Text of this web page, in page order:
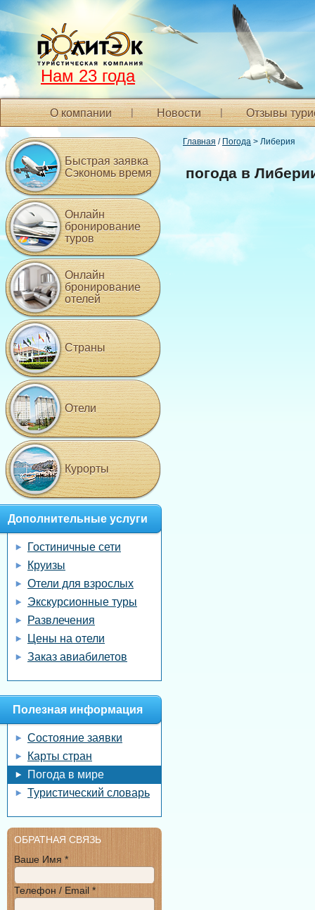
Нам 23 года
О компании Новости Отзывы
Главная / Погода> Либерия
погода в
Быстрая заявка
Сэкономь время
Онлайн
бронирование
туров
Онлайн
бронирование
отелей
Страны
Отели
Курорты
Дополнительные услуги
Гостиничные сети
Круизы
Отели для взрослых
Экскурсионные туры
Развлечения
Цены на отели
Заказ авиабилетов
Полезная информация
Состояние заявки
Карты стран
Погода в мире
Туристический словарь
ОБРАТНАЯ СВЯЗЬ
Ваше Имя *
Телефон / Email *